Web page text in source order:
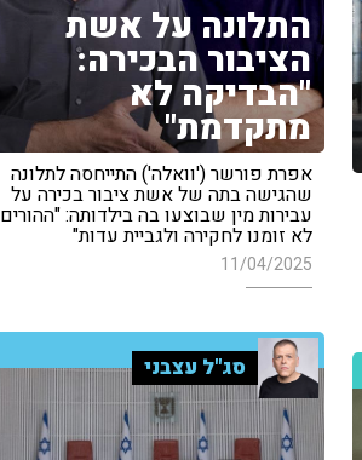
התלונה על אשת
הציבור הבכירה:
"הבדיקה לא
מתקדמת"
אפרת פורשר ('וואלה') התייחסה לתלונה
שהגישה בתה של אשת ציבור בכירה על
עבירות מין שבוצעו בה בילדותה: "ההורים
לא זומנו לחקירה ולגביית עדות"
11/04/2025
סג"ל עצבני